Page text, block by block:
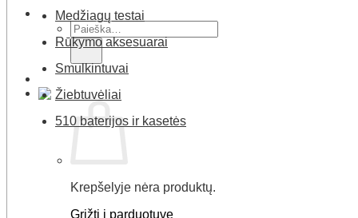
Ieškoti:
Krepšelyje nėra produktų.
Grįžti į parduotuvę
Medžiagų testai
Rūkymo aksesuarai
Smulkintuvai
Žiebtuvėliai
510 baterijos ir kasetės